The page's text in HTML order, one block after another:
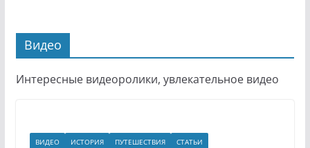
Видео
Интересные видеоролики, увлекательное видео
ВИДЕО ИСТОРИЯ ПУТЕШЕСТВИЯ СТАТЬИ